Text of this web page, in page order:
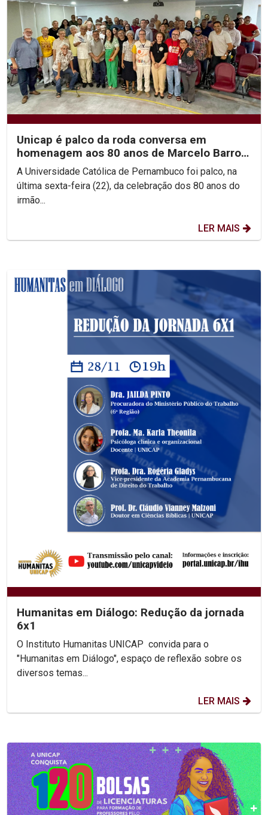
Unicap é palco da roda conversa em
homenagem aos 80 anos de Marcelo Barros
e às Teologias da...
A Universidade Católica de Pernambuco foi palco, na
última sexta-feira (22), da celebração dos 80 anos do
irmão...
LER MAIS
Humanitas em Diálogo: Redução da jornada
6x1
O Instituto Humanitas UNICAP convida para o
"Humanitas em Diálogo", espaço de reflexão sobre os
diversos temas...
LER MAIS